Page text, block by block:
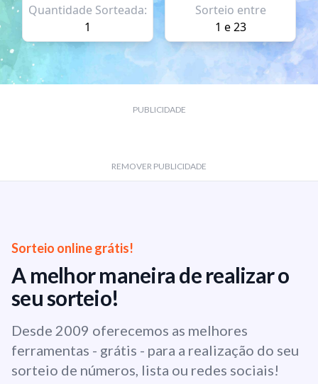
Quantidade Sorteada:
1
Sorteio entre
1 e 23
PUBLICIDADE
REMOVER PUBLICIDADE
Sorteio online grátis!
A melhor maneira de realizar o
seu sorteio!
Desde 2009 oferecemos as melhores
ferramentas - grátis - para a realização do seu
sorteio de números, lista ou redes sociais!